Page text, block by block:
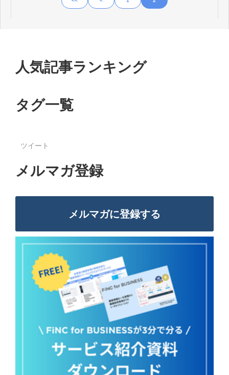
人気記事ランキング
タグ一覧
ツイート
メルマガ登録
メルマガに登録する